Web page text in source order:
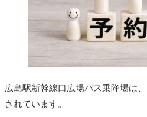
広島駅新幹線口広場バス乗降場は
されています。